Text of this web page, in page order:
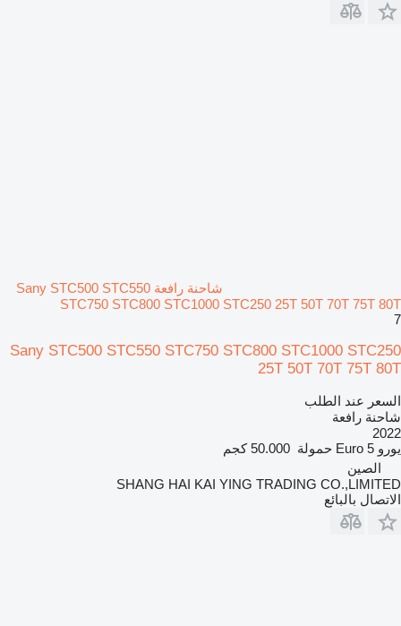
شاحنة رافعة Sany STC500 STC550
STC750 STC800 STC1000 STC250 25T 50T 70T 75T 80T
7
Sany STC500 STC550 STC750 STC800 STC1000 STC250
25T 50T 70T 75T 80T
السعر عند الطلب
شاحنة رافعة
2022
يورو Euro 5 حمولة 50.000 كجم
الصين
SHANG HAI KAI YING TRADING CO.,LIMITED
الاتصال بالبائع